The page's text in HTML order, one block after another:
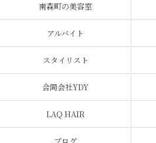
南森町の美容室
アルバイト
スタイリスト
合同会社YDY
LAQ HAIR